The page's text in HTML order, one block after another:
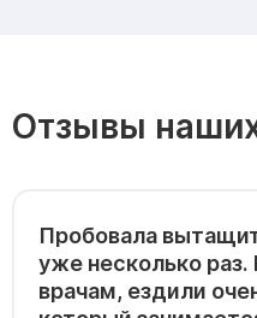
Отзывы
Пробовала
уже несколько
врачам, ездили